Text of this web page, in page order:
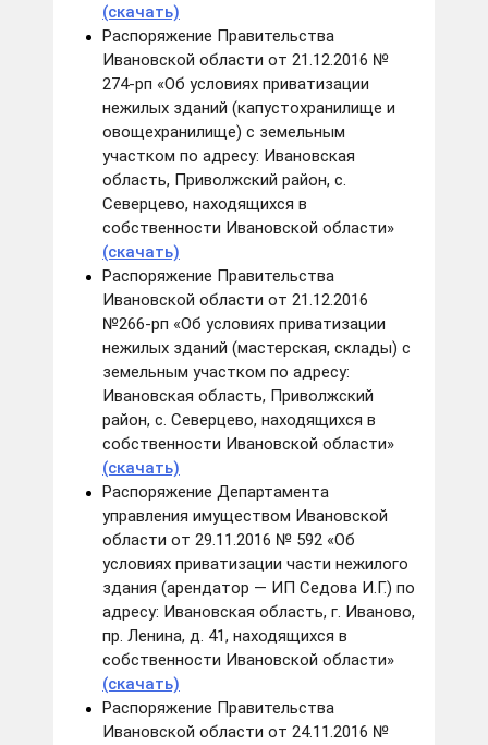
(скачать)
Распоряжение Правительства
Ивановской области от 21.12.2016 №
274-рп «Об условиях приватизации
нежилых зданий (капустохранилище и
овощехранилище) с земельным
участком по адресу: Ивановская
область, Приволжский район, с.
Северцево, находящихся в
собственности Ивановской области»
(скачать)
Распоряжение Правительства
Ивановской области от 21.12.2016
№266-рп «Об условиях приватизации
нежилых зданий (мастерская, склады) с
земельным участком по адресу:
Ивановская область, Приволжский
район, с. Северцево, находящихся в
собственности Ивановской области»
(скачать)
Распоряжение Департамента
управления имуществом Ивановской
области от 29.11.2016 № 592 «Об
условиях приватизации части нежилого
здания (арендатор — ИП Седова И.Г.) по
адресу: Ивановская область, г. Иваново,
пр. Ленина, д. 41, находящихся в
собственности Ивановской области»
(скачать)
Распоряжение Правительства
Ивановской области от 24.11.2016 №